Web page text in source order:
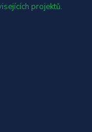
projektů.